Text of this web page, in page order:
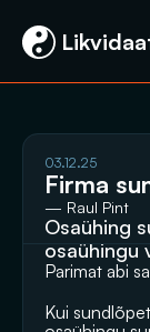
03.12.25
Firma
— Raul Pint
Osaühing
osaühingu
Parimat abi
Kui